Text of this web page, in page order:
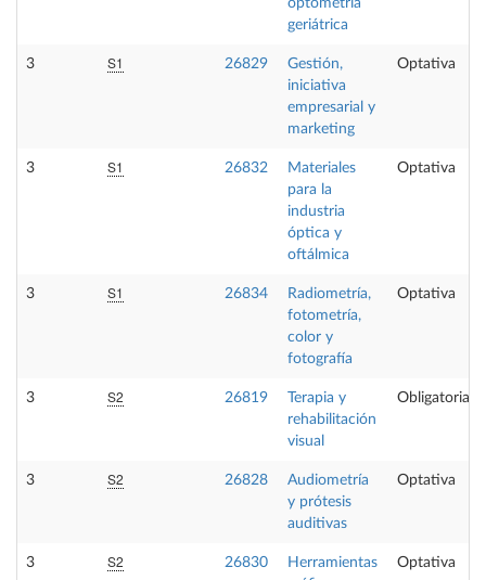
optometría
geriátrica
3 S1 26829
Gestión,
iniciativa
empresarial y
marketing
Optativa
3 S1 26832
Materiales
para la
industria
óptica y
oftálmica
Optativa
3 S1 26834
Radiometría,
fotometría,
color y
fotografía
Optativa
3 S2 26819
Terapia y
rehabilitación
visual
Obligatoria
3 S2 26828
Audiometría
y prótesis
auditivas
Optativa
3 S2 26830
Herramientas
Optativa